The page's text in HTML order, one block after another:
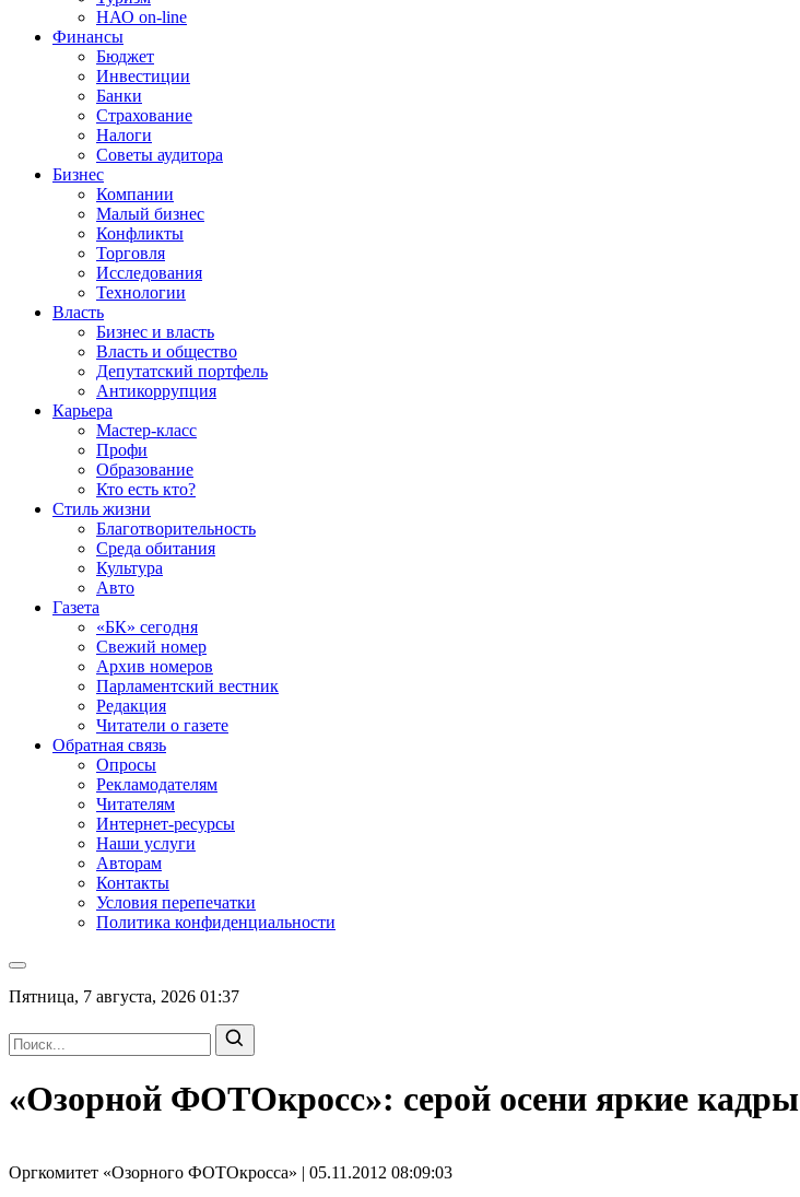
НАО on-line
Финансы
Бюджет
Инвестиции
Банки
Страхование
Налоги
Советы аудитора
Бизнес
Компании
Малый бизнес
Конфликты
Торговля
Исследования
Технологии
Власть
Бизнес и власть
Власть и общество
Депутатский портфель
Антикоррупция
Карьера
Мастер-класс
Профи
Образование
Кто есть кто?
Стиль жизни
Благотворительность
Среда обитания
Культура
Авто
Газета
«БК» сегодня
Свежий номер
Архив номеров
Парламентский вестник
Редакция
Читатели о газете
Обратная связь
Опросы
Рекламодателям
Читателям
Интернет-ресурсы
Наши услуги
Авторам
Контакты
Условия перепечатки
Политика конфиденциальности
Пятница, 7 августа, 2026 01:37
«Озорной ФОТОкросс»: серой осени яркие кадры
Оргкомитет «Озорного ФОТОкросса» | 05.11.2012 08:09:03